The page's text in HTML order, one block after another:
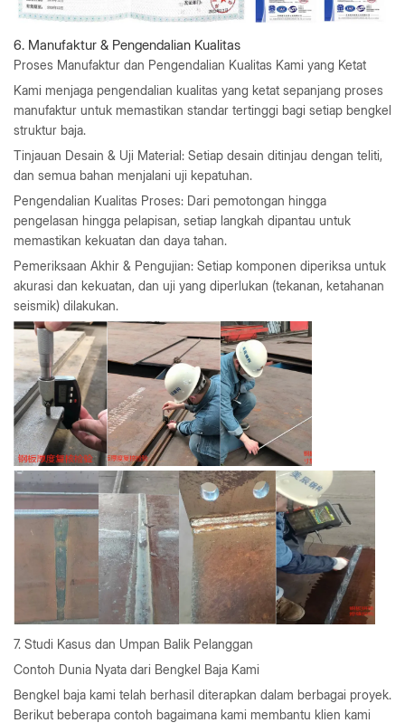
6. Manufaktur & Pengendalian Kualitas
Proses Manufaktur dan Pengendalian Kualitas Kami yang Ketat
Kami menjaga pengendalian kualitas yang ketat sepanjang proses
manufaktur untuk memastikan standar tertinggi bagi setiap bengkel
struktur baja.
Tinjauan Desain & Uji Material: Setiap desain ditinjau dengan teliti,
dan semua bahan menjalani uji kepatuhan.
Pengendalian Kualitas Proses: Dari pemotongan hingga
pengelasan hingga pelapisan, setiap langkah dipantau untuk
memastikan kekuatan dan daya tahan.
Pemeriksaan Akhir & Pengujian: Setiap komponen diperiksa untuk
akurasi dan kekuatan, dan uji yang diperlukan (tekanan, ketahanan
seismik) dilakukan.
7. Studi Kasus dan Umpan Balik Pelanggan
Contoh Dunia Nyata dari Bengkel Baja Kami
Bengkel baja kami telah berhasil diterapkan dalam berbagai proyek.
Berikut beberapa contoh bagaimana kami membantu klien kami